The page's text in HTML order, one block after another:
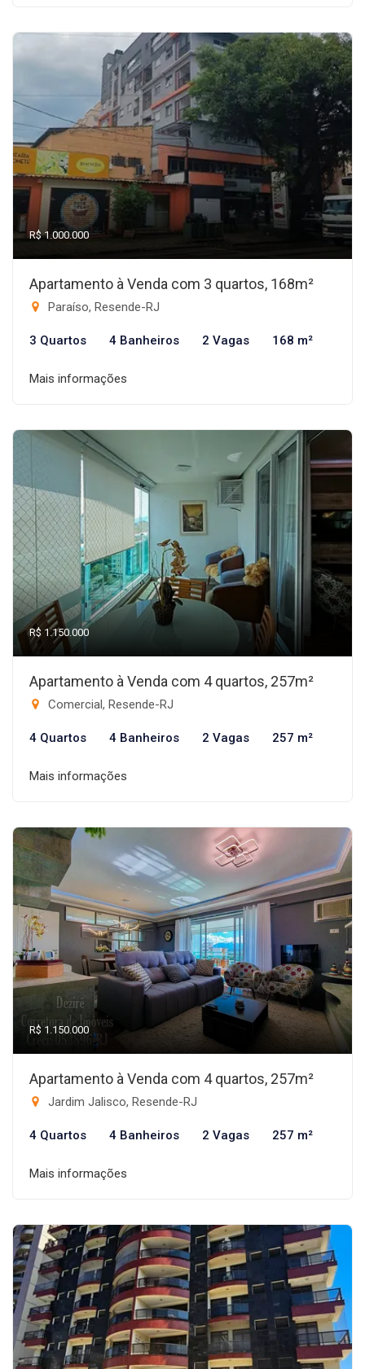
R$ 1.000.000
Apartamento à Venda com 3 quartos, 168m²
Paraíso, Resende-RJ
3 Quartos 4 Banheiros 2 Vagas 168 m²
Mais informações
R$ 1.150.000
Apartamento à Venda com 4 quartos, 257m²
Comercial, Resende-RJ
4 Quartos 4 Banheiros 2 Vagas 257 m²
Mais informações
R$ 1.150.000
Apartamento à Venda com 4 quartos, 257m²
Jardim Jalisco, Resende-RJ
4 Quartos 4 Banheiros 2 Vagas 257 m²
Mais informações